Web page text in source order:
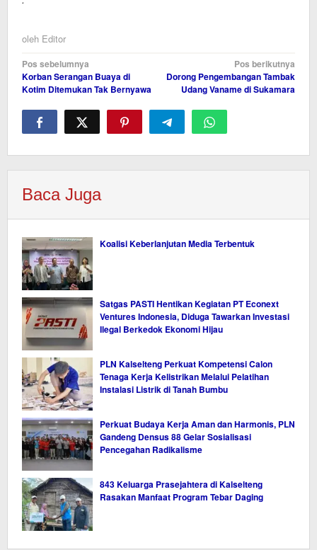
oleh Editor
Navigasi
pos
Pos sebelumnya
Korban Serangan Buaya di
Kotim Ditemukan Tak Bernyawa
Pos berikutnya
Dorong Pengembangan Tambak
Udang Vaname di Sukamara
Baca Juga
Koalisi Keberlanjutan Media Terbentuk
Satgas PASTI Hentikan Kegiatan PT Econext
Ventures Indonesia, Diduga Tawarkan Investasi
Ilegal Berkedok Ekonomi Hijau
PLN Kalselteng Perkuat Kompetensi Calon
Tenaga Kerja Kelistrikan Melalui Pelatihan
Instalasi Listrik di Tanah Bumbu
Perkuat Budaya Kerja Aman dan Harmonis, PLN
Gandeng Densus 88 Gelar Sosialisasi
Pencegahan Radikalisme
843 Keluarga Prasejahtera di Kalselteng
Rasakan Manfaat Program Tebar Daging